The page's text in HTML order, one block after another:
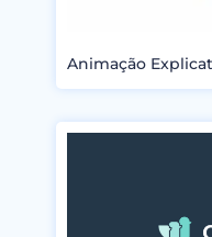
Animação